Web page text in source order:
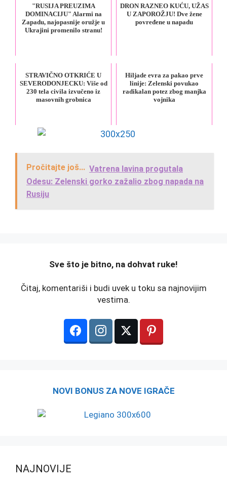
"RUSIJA PREUZIMA
DOMINACIJU" Alarmi na
Zapadu, najopasnije oružje u
Ukrajini promenilo stranu!
DRON RAZNEO KUĆU, UŽAS
U ZAPOROŽJU! Dve žene
povređene u napadu
STRAVIČNO OTKRIĆE U
SEVERODONJECKU: Više od
230 tela civila izvučeno iz
masovnih grobnica
Hiljade evra za pakao prve
linije: Zelenski povukao
radikalan potez zbog manjka
vojnika
Pročitajte još... Vatrena lavina progutala
Odesu: Zelenski gorko zažalio zbog napada na
Rusiju
️Sve što je bitno, na dohvat ruke!
Čitaj, komentariši i budi uvek u toku sa najnovijim
vestima.
NOVI BONUS ZA NOVE IGRAČE
NAJNOVIJE